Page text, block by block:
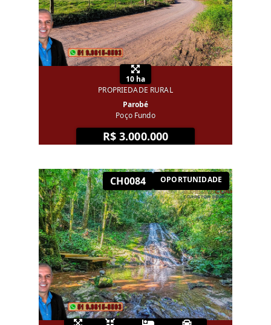
10 ha
PROPRIEDADE RURAL
Parobé
Poço Fundo
R$ 3.000.000
CH0084 OPORTUNIDADE